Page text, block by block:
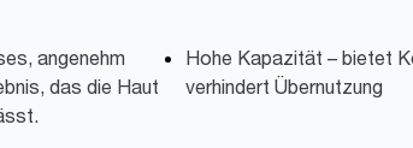
angenehm
das die Haut
Hohe Kapazität – bietet
verhindert Übernutzung